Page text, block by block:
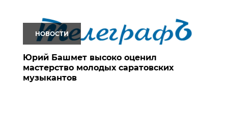
НОВОСТИ
Юрий Башмет высоко оценил
мастерство молодых саратовских
музыкантов